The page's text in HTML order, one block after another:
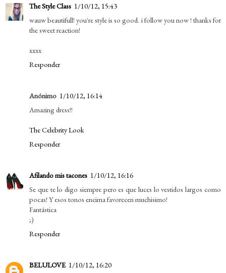
The Style Class 1/10/12, 15:43
wauw beautifull! you're style is so good. i follow you now ! thanks for
the sweet reaction!
xxxx
Responder
Anónimo 1/10/12, 16:14
Amazing dress!!
The Celebrity Look
Responder
Afilando mis tacones 1/10/12, 16:16
Se que te lo digo siempre pero es que luces lo vestidos largos como
pocas! Y esos tonos encima favorecen muchisimo!
Fantástica
;)
Responder
BELULOVE 1/10/12, 16:20